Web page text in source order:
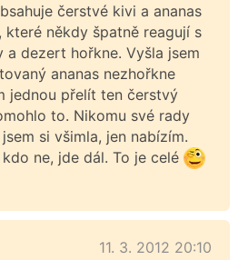
čerstvé kivi a ananas
které někdy špatně reagují s
a dezert hořkne. Vyšla jsem
ananas nezhořkne
jednou přelít ten čerstvý
to. Nikomu své rady
si všimla, jen nabízím.
ne, jde dál. To je celé
11. 3. 2012 20:10